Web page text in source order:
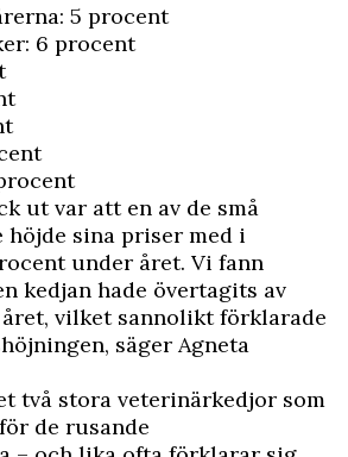
5 procent
6 procent
ut var att en av de små
sina priser med i
under året. Vi fann
kedjan hade övertagits av
vilket sannolikt förklarade
säger Agneta
två stora veterinärkedjor som
de rusande